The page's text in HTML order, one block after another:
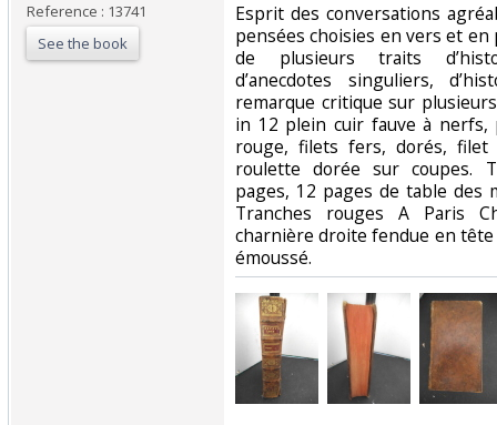
Reference : 13741
See the book
‎Esprit des conversations
pensées choisies en vers et
de plusieurs traits
d’anecdotes singuliers,
remarque critique sur
in 12 plein cuir fauve à
rouge, filets fers, dorés,
roulette dorée sur coupes.
pages, 12 pages de table des
Tranches rouges A Paris
charnière droite fendue en
émoussé. ‎